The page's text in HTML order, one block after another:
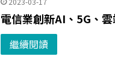
電信業創新AI、5G、
繼續閱讀